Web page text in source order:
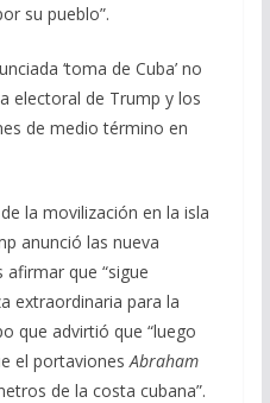
su pueblo”.
‘toma de Cuba’ no
electoral de Trump y los
de medio término en
la movilización en la isla
anunció las nueva
que “sigue
extraordinaria para la
que advirtió que “luego
el portaviones Abraham
de la costa cubana”.